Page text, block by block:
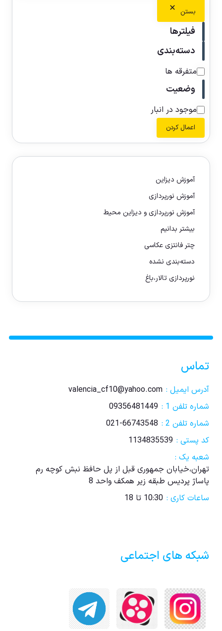
بستن
فیلترها
دسته‌بندی
متفرقه ها
وضعیت
موجود در انبار
اعمال کردن
آموزش دیزاین
آموزش نورپردازی
آموزش نورپردازی و دیزاین محیط
بیشتر بدانیم
چتر فانتزی عکاسی
دسته‌بندی نشده
نورپردازی تالار،باغ
تماس
آدرس ایمیل : valencia_cf10@yahoo.com
شماره تلفن 1 :
09356481449
شماره تلفن 2 :
021-66743548
کد پستی : 1134835539
شعبه یک :
تهران،خیابان جمهوری قبل از پل حافظ نبش کوچه رم
پاساژ پردیس طبقه زیر همکف واحد 8
ساعات کاری : 10:30 تا 18
شبکه های اجتماعی